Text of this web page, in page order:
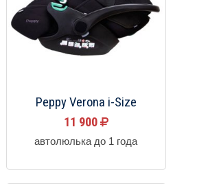
Peppy Verona i-Size
11 900
автолюлька до 1 года